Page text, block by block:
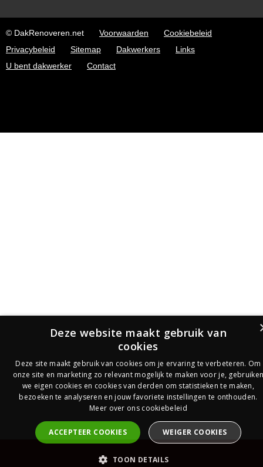
© DakRenoveren.net Voorwaarden
Cookiebeleid
Privacybeleid
Sitemap Dakwerkers
Links
U bent dakwerker
Contact
PrijsOfferte
Deze website maakt gebruik van
cookies
Deze site maakt gebruik van cookies om je ervaring te verbeteren. Om
onze site en marketing zo relevant mogelijk te maken voor je,
we eigen cookies en cookies van derden om statistieken te maken,
bezoeken te analyseren en jouw favoriete instellingen te onthouden.
Meer over ons cookiebeleid
ACCEPTEER COOKIES WEIGER COOKIES
TOON DETAILS